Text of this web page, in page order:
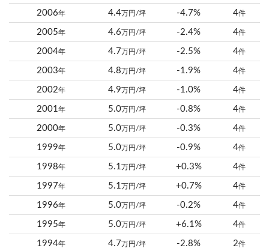
2006年 4.4万円/坪 -4.7% 4件
2005年 4.6 万円/坪 -2.4% 4件
2004年 4.7 万円/坪 -2.5% 4件
2003年 4.8 万円/坪 -1.9% 4件
2002年 4.9 万円/坪 -1.0% 4件
2001年 5.0万円/坪 -0.8% 4件
2000年 5.0万円/坪 -0.3% 4件
1999年 5.0万円/坪 -0.9% 4件
1998年 5.1 万円/坪 +0.3% 4件
1997年 5.1 万円/坪 +0.7% 4件
1996年 5.0万円/坪 -0.2% 4件
1995年 5.0万円/坪 +6.1% 4件
1994年 4.7 万円/坪 -2.8% 2件